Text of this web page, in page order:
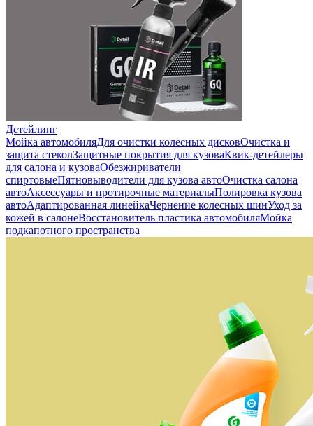
Детейлинг
Мойка автомобиляДля очистки колесных дисковОчистка и
защита стеколЗащитные покрытия для кузоваКвик-детейлеры
для салона и кузоваОбезжириватели
спиртовыеПятновыводители для кузова автоОчистка салона
автоАксессуары и протирочные материалыПолировка кузова
автоАдаптированная линейкаЧернение колесных шинУход за
кожей в салонеВосстановитель пластика автомобиляМойка
подкапотного пространства